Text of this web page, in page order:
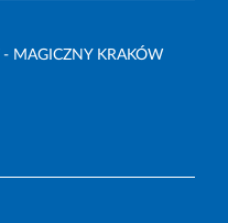
MAGICZNY KRAKÓW